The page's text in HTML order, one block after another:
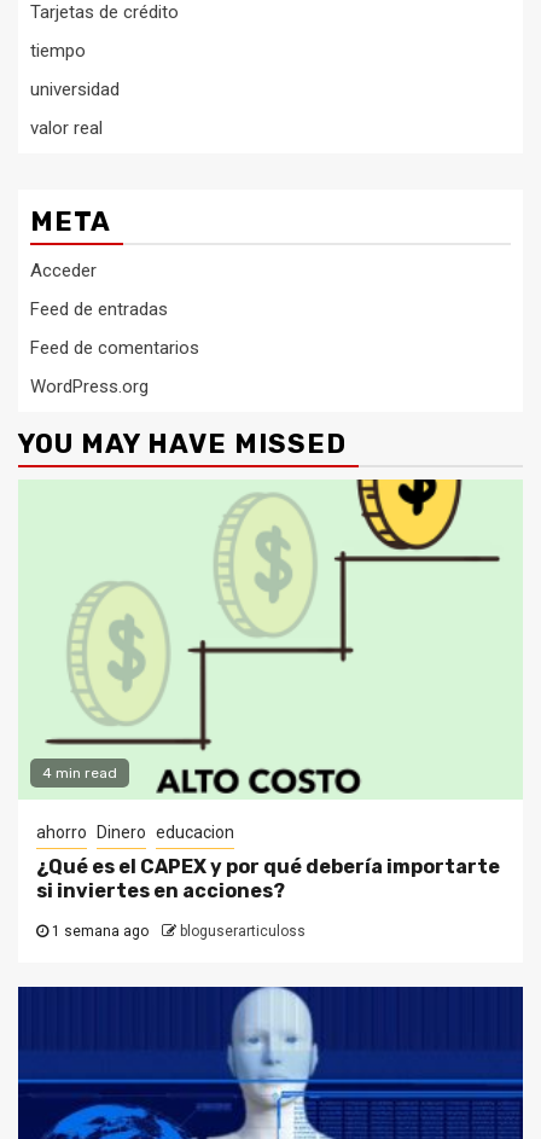
Tarjetas de crédito
tiempo
universidad
valor real
META
Acceder
Feed de entradas
Feed de comentarios
WordPress.org
YOU MAY HAVE MISSED
4 min read
ahorro Dinero educacion
¿Qué es el CAPEX y por qué debería importarte
si inviertes en acciones?
1 semana ago bloguserarticuloss